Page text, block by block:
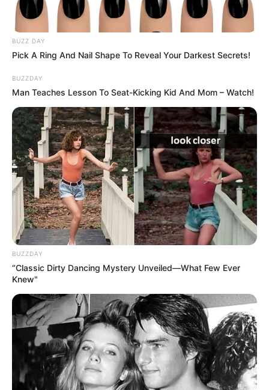
BUZZ DAY
Pick A Ring And Nail Shape To Reveal Your Darkest Secrets!
BUZZDAY
Man Teaches Lesson To Seat-Kicking Kid And Mom – Watch!
BUZZDAY
“Classic Dirty Dancing Mystery Unveiled—What Few Ever
Knew"